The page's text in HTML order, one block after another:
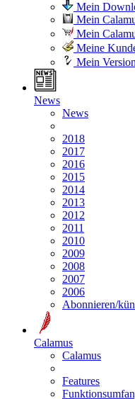
Mein
Mein
Mein
Meine
Mein
News
News
2018
2017
2016
2015
2014
2013
2012
2011
2010
2009
2008
2007
2006
Abonnieren/
Calamus
Calamus
Features